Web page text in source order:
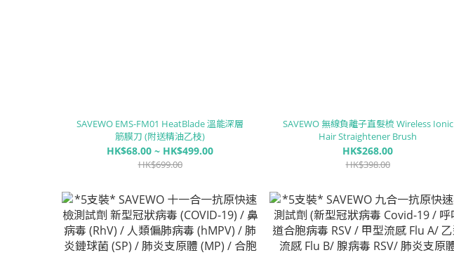
SAVEWO EMS-FM01 HeatBlade 溫能深層
筋膜刀 (附送精油乙枝)
HK$68.00 ~ HK$499.00
HK$699.00
SAVEWO 無線負離子直髮梳 Wireless Ionic
Hair Straightener Brush
HK$268.00
HK$398.00